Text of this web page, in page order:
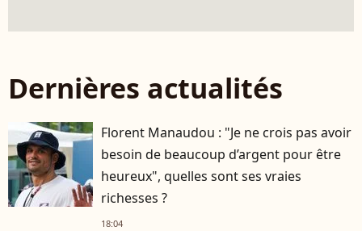
Dernières actualités
Florent Manaudou : "Je ne crois pas avoir
besoin de beaucoup d’argent pour être
heureux", quelles sont ses vraies
richesses ?
18:04